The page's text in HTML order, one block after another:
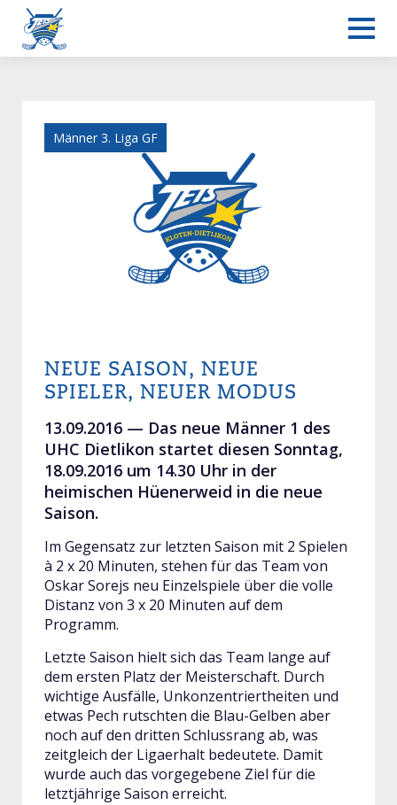
Männer 3. Liga GF
NEUE SAISON, NEUE
SPIELER, NEUER MODUS
13.09.2016 — Das neue Männer 1 des
UHC Dietlikon startet diesen Sonntag,
18.09.2016 um 14.30 Uhr in der
heimischen Hüenerweid in die neue
Saison.
Im Gegensatz zur letzten Saison mit 2 Spielen
à 2 x 20 Minuten, stehen für das Team von
Oskar Sorejs neu Einzelspiele über die volle
Distanz von 3 x 20 Minuten auf dem
Programm.
Letzte Saison hielt sich das Team lange auf
dem ersten Platz der Meisterschaft. Durch
wichtige Ausfälle, Unkonzentriertheiten und
etwas Pech rutschten die Blau-Gelben aber
noch auf den dritten Schlussrang ab, was
zeitgleich der Ligaerhalt bedeutete. Damit
wurde auch das vorgegebene Ziel für die
letztjährige Saison erreicht.